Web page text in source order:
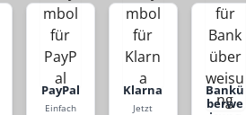
PayPal
Einfach
Klarna
Jetzt
Bankü
berwe